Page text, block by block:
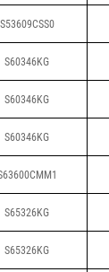
S53609CSS0
S60346KG
S60346KG
S60346KG
S65326KG
S65326KG